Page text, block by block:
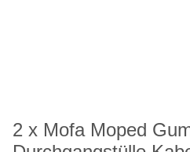
2 x Mofa Moped